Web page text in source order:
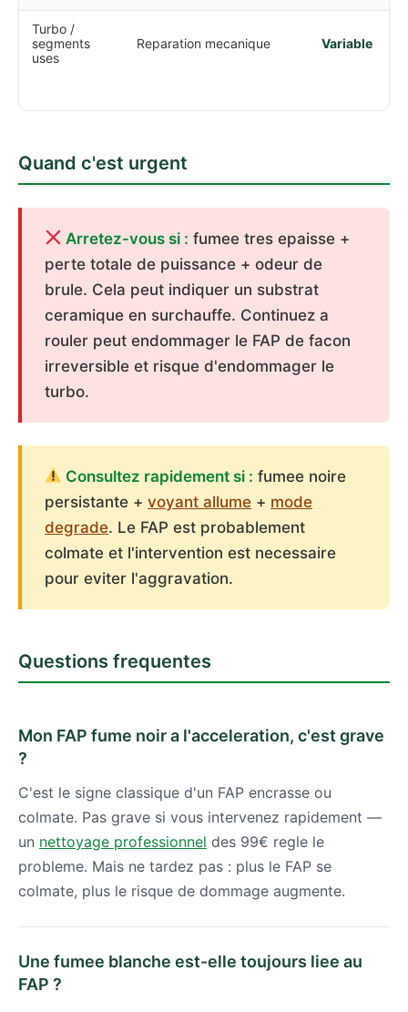
Turbo /
segments
uses
Reparation mecanique Variable
Quand c'est urgent
Arretez-vous si : fumee tres epaisse +
perte totale de puissance + odeur de
brule. Cela peut indiquer un substrat
ceramique en surchauffe. Continuez a
rouler peut endommager le FAP de facon
irreversible et risque d'endommager le
turbo.
Consultez rapidement si : fumee noire
persistante + voyant allume + mode
degrade. Le FAP est probablement
colmate et l'intervention est necessaire
pour eviter l'aggravation.
Questions frequentes
Mon FAP fume noir a l'acceleration, c'est grave
?
C'est le signe classique d'un FAP encrasse ou
colmate. Pas grave si vous intervenez rapidement —
un nettoyage professionnel des 99€ regle le
probleme. Mais ne tardez pas : plus le FAP se
colmate, plus le risque de dommage augmente.
Une fumee blanche est-elle toujours liee au
FAP ?